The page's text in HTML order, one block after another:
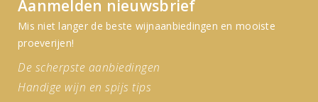
Aanmelden nieuwsbrief
Mis niet langer de beste wijnaanbiedingen en mooiste
proeverijen!
De scherpste aanbiedingen
Handige wijn en spijs tips